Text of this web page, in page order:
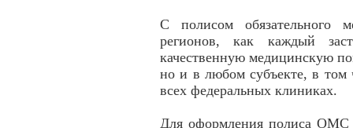
С полисом обязательного
регионов, как каждый
качественную медицинскую
но и в любом субъекте, в том
всех федеральных клиниках.
Для оформления полиса ОМС